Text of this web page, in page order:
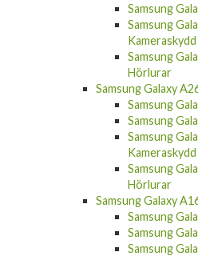
Samsung
Samsung
Kameraskydd
Samsung
Hörlurar
Samsung Galaxy
Samsung
Samsung
Samsung
Kameraskydd
Samsung
Hörlurar
Samsung Galaxy
Samsung
Samsung
Samsung